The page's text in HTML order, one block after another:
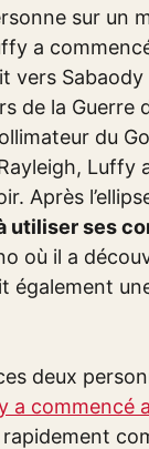
sur un
a
vers Sabaody
de la Guerre
du
Luffy
Après
utiliser ses
où il a
également
deux
a commencé